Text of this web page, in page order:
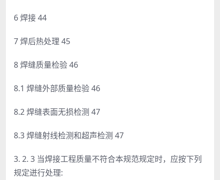
6 焊接 44
7 焊后热处理 45
8 焊缝质量检验 46
8.1 焊缝外部质量检验 46
8.2 焊缝表面无损检测 47
8.3 焊缝射线检测和超声检测 47
3. 2. 3 当焊接工程质量不符合本规范规定时，应按下列
规定迸行处理: